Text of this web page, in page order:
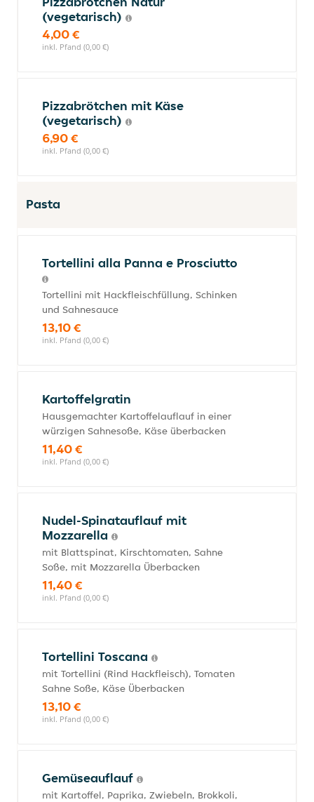
(vegetarisch)
4,00 €
inkl. Pfand (0,00 €)
Pizzabrötchen mit Käse
(vegetarisch)
6,90 €
inkl. Pfand (0,00 €)
Pasta
Tortellini alla Panna e Prosciutto
Tortellini mit Hackfleischfüllung, Schinken
und Sahnesauce
13,10 €
inkl. Pfand (0,00 €)
Kartoffelgratin
Hausgemachter Kartoffelauflauf in einer
würzigen Sahnesoße, Käse überbacken
11,40 €
inkl. Pfand (0,00 €)
Nudel-Spinatauflauf mit
Mozzarella
mit Blattspinat, Kirschtomaten, Sahne
Soße, mit Mozzarella Überbacken
11,40 €
inkl. Pfand (0,00 €)
Tortellini Toscana
mit Tortellini (Rind Hackfleisch), Tomaten
Sahne Soße, Käse Überbacken
13,10 €
inkl. Pfand (0,00 €)
Gemüseauflauf
mit Kartoffel, Paprika, Zwiebeln, Brokkoli,